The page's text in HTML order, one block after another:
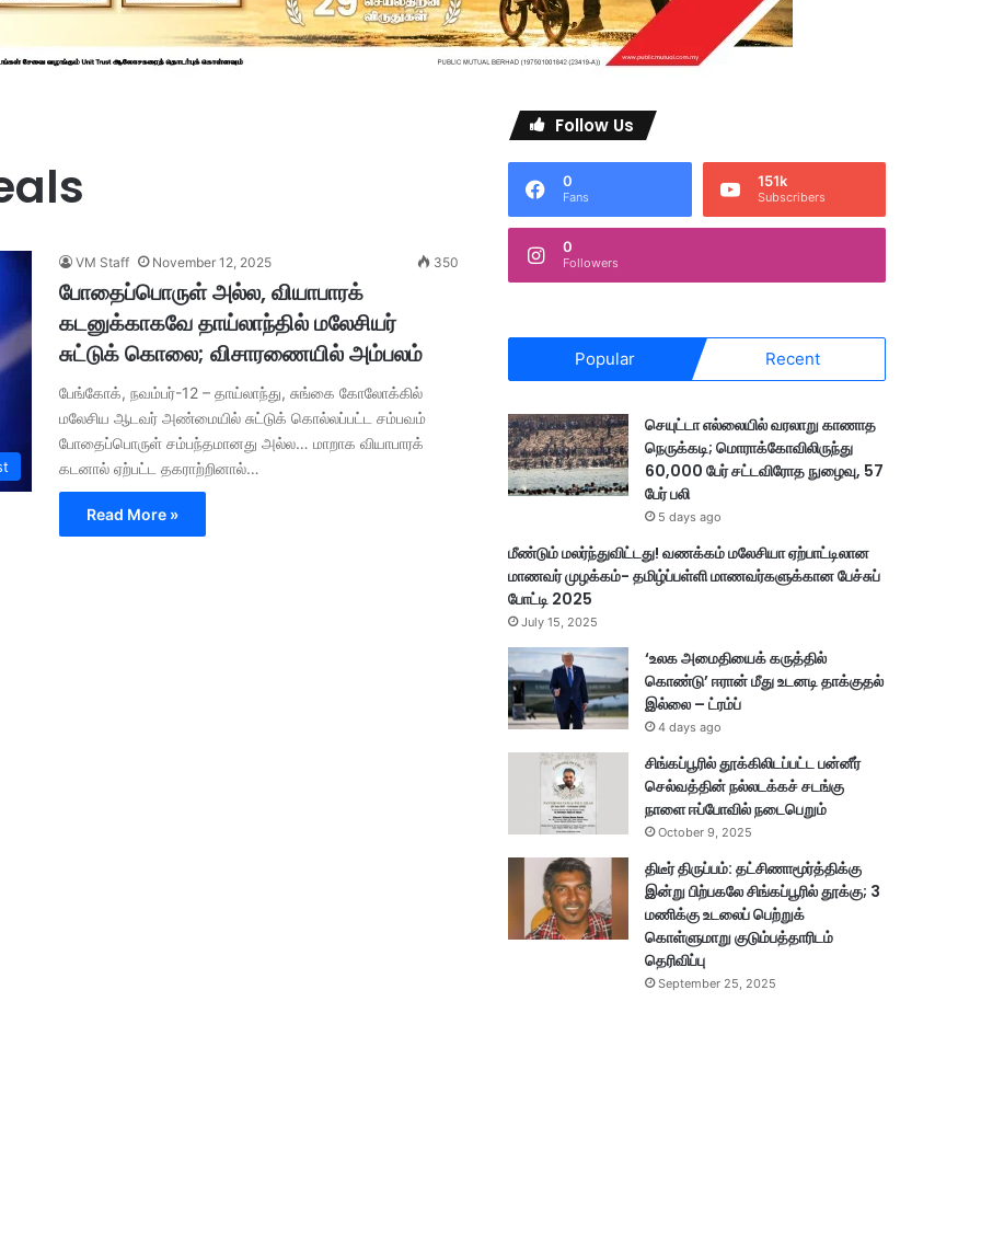
VM Staff November 12, 2025 350
போதைப்பொருள் அல்ல, வியாபாரக்
கடனுக்காகவே தாய்லாந்தில் மலேசியர்
சுட்டுக் கொலை; விசாரணையில் அம்பலம்
பேங்கோக், நவம்பர்-12 – தாய்லாந்து, சுங்கை கோலோக்கில்
மலேசிய ஆடவர் அண்மையில் சுட்டுக் கொல்லப்பட்ட சம்பவம்
போதைப்பொருள் சம்பந்தமானது அல்ல… மாறாக வியாபாரக்
கடனால் ஏற்பட்ட தகராற்றினால்…
Read More »
Follow Us
0
Fans
151k
Subscribers
0
Followers
Popular Recent
செயுட்டா எல்லையில் வரலாறு காணாத
நெருக்கடி; மொராக்கோவிலிருந்து
60,000 பேர் சட்டவிரோத நுழைவு, 57
பேர் பலி
5 days ago
மீண்டும் மலர்ந்துவிட்டது! வணக்கம் மலேசியா ஏற்பாட்டிலான
மாணவர் முழக்கம்- தமிழ்ப்பள்ளி மாணவர்களுக்கான பேச்சுப்
போட்டி 2025
July 15, 2025
‘உலக அமைதியைக் கருத்தில்
கொண்டு’ ஈரான் மீது உடனடி தாக்குதல்
இல்லை – ட்ரம்ப்
4 days ago
சிங்கப்பூரில் தூக்கிலிடப்பட்ட பன்னீர்
செல்வத்தின் நல்லடக்கச் சடங்கு
நாளை ஈப்போவில் நடைபெறும்
October 9, 2025
திடீர் திருப்பம்: தட்சிணாமூர்த்திக்கு
இன்று பிற்பகலே சிங்கப்பூரில் தூக்கு; 3
மணிக்கு உடலைப் பெற்றுக்
கொள்ளுமாறு குடும்பத்தாரிடம்
தெரிவிப்பு
September 25, 2025